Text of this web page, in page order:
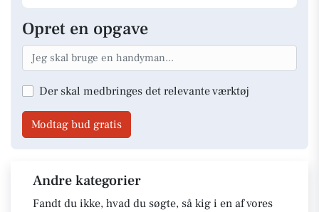
Opret en opgave
Der skal medbringes det relevante værktøj
Modtag bud gratis
Andre kategorier
Fandt du ikke, hvad du søgte, så kig i en af vores